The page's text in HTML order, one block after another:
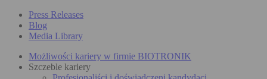
Press Releases
Blog
Media Library
Możliwości kariery w firmie BIOTRONIK
Szczeble kariery